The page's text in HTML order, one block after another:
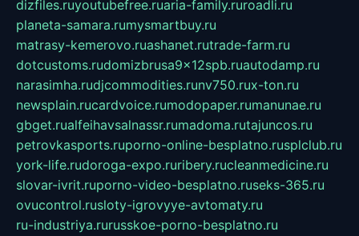
dizfiles.ruyoutubefree.ruaria-family.ruroadli.ru
planeta-samara.rumysmartbuy.ru
matrasy-kemerovo.ruashanet.rutrade-farm.ru
dotcustoms.rudomizbrusa9x12spb.ruautodamp.ru
narasimha.rudjcommodities.runv750.rux-ton.ru
newsplain.rucardvoice.rumodopaper.rumanunae.ru
gbget.rualfeihavsalnassr.rumadoma.rutajuncos.ru
petrovkasports.ruporno-online-besplatno.rusplclub.ru
york-life.rudoroga-expo.ruribery.rucleanmedicine.ru
slovar-ivrit.ruporno-video-besplatno.ruseks-365.ru
ovucontrol.rusloty-igrovyye-avtomaty.ru
ru-industriya.rurusskoe-porno-besplatno.ru